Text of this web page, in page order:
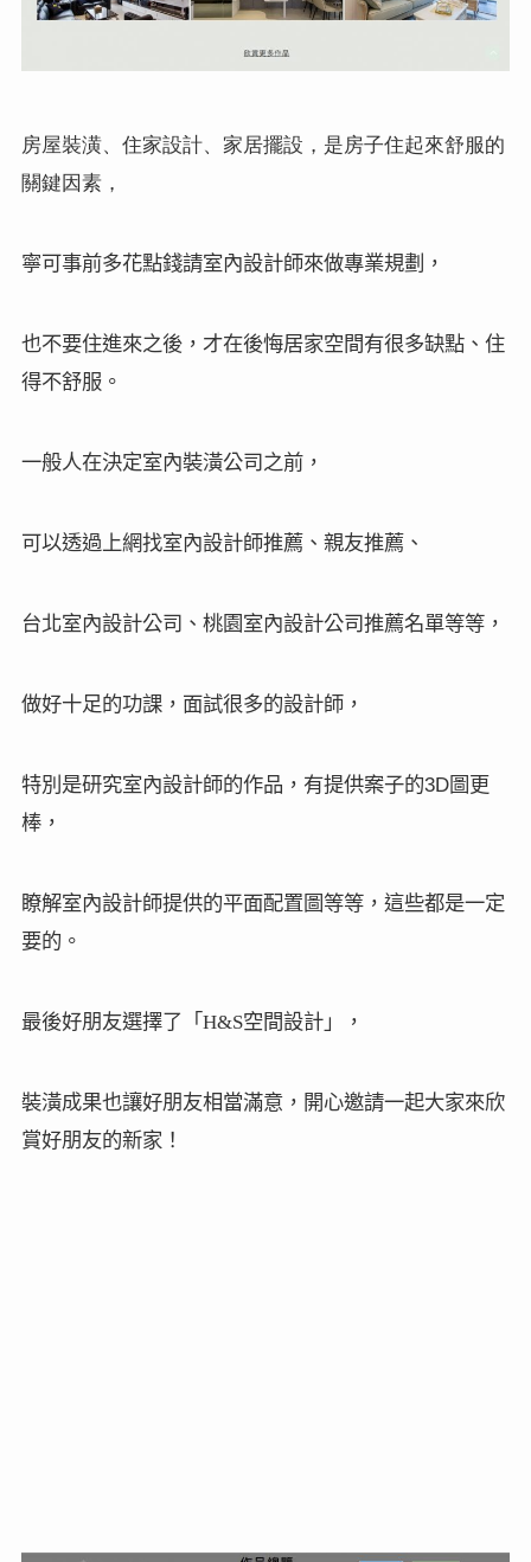
房屋裝潢、住家設計、家居擺設，是房子住起來舒服的
關鍵因素，
寧可事前多花點錢請室內設計師來做專業規劃，
也不要住進來之後，才在後悔居家空間有很多缺點、住
得不舒服。
一般人在決定室內裝潢公司之前，
可以透過上網找室內設計師推薦、親友推薦、
台北室內設計公司、桃園室內設計公司推薦名單等等，
做好十足的功課，面試很多的設計師，
特別是研究室內設計師的作品，有提供案子的3D圖更
棒，
瞭解室內設計師提供的平面配置圖等等，這些都是一定
要的。
最後好朋友選擇了「H&S空間設計」，
裝潢成果也讓好朋友相當滿意，開心邀請一起大家來欣
賞好朋友的新家 ！